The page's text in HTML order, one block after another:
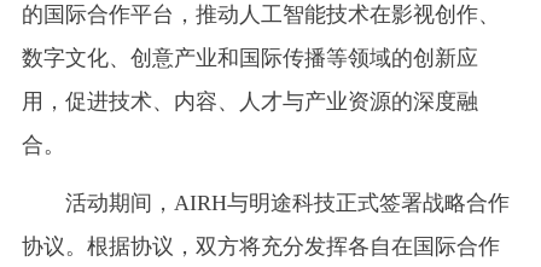
的国际合作平台，推动人工智能技术在影视创作、
数字文化、创意产业和国际传播等领域的创新应
用，促进技术、内容、人才与产业资源的深度融
合。
活动期间，AIRH与明途科技正式签署战略合作
协议。根据协议，双方将充分发挥各自在国际合作